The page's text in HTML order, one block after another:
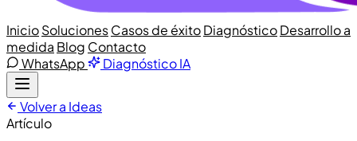
InicioSolucionesCasos de éxitoDiagnósticoDesarrollo a
medida Blog Contacto
WhatsApp
Diagnóstico IA
Volver a Ideas
Artículo